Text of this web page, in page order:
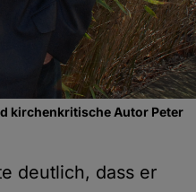
kirchenkritische Autor Peter
deutlich, dass er